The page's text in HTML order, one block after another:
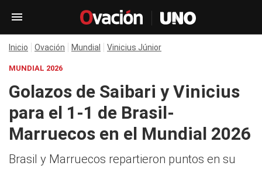
Inicio Ovación Mundial Vinicius Júnior
MUNDIAL 2026
Golazos de Saibari y Vinicius
para el 1-1 de Brasil-
Marruecos en el Mundial 2026
Brasil y Marruecos repartieron puntos en su